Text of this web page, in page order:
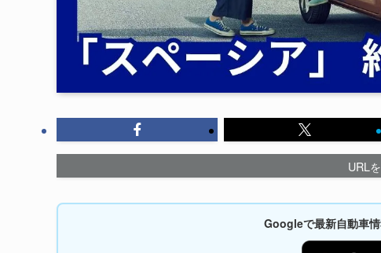
URL
Googleで最新自動車